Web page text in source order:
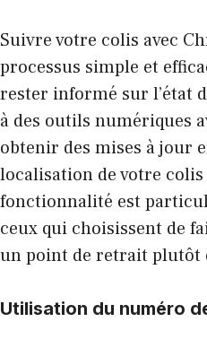
Suivre votre colis avec
processus simple et
rester informé sur l’état
à des outils numériques
obtenir des mises à jour
localisation de votre
fonctionnalité est
ceux qui choisissent de
un point de retrait plutôt
Utilisation du numéro